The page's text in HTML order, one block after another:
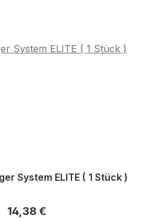
System ELITE ( 1 Stück )
Regulärer Preis:
14,38 €